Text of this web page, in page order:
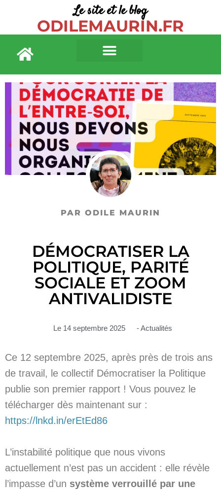
Le site et le blog
ODILEMAURIN.FR
PAR ODILE MAURIN
DÉMOCRATISER LA
POLITIQUE, PARITÉ
SOCIALE ET ZOOM
ANTIVALIDISTE
Le 14 septembre 2025 -Actualités
Ce 12 septembre 2025, après près de trois ans
de travail, le collectif Démocratiser la Politique
publie son premier rapport ! Vous pouvez le
télécharger dès maintenant sur :
https://lnkd.in/erEtEd86
L’instabilité politique que nous vivons
actuellement n’est pas un accident : elle révèle
l’impasse d’un système verrouillé par une